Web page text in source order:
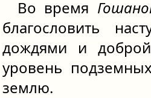
Во время
благословить
дождями и
уровень
землю.